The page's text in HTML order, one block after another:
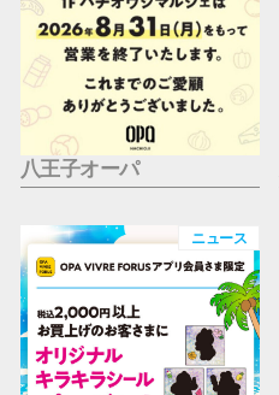
八王子オーパ
ニュース